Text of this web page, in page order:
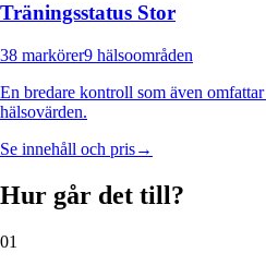
Träningsstatus Stor
38 markörer9 hälsoområden
En bredare kontroll som även
hälsovärden.
Se innehåll och pris→
Hur går det till?
01